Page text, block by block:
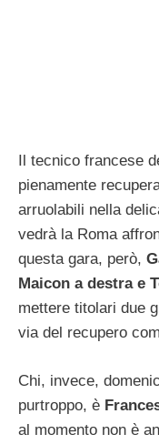
Il tecnico francese
pienamente
arruolabili nella
vedrà la Roma
questa gara, però,
Maicon a destra e
mettere titolari due
via del recupero
Chi, invece,
purtroppo, è
al momento non è